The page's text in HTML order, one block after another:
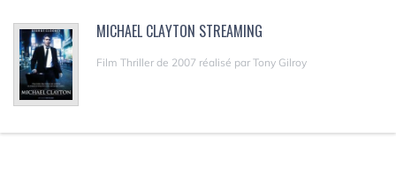
MICHAEL CLAYTON STREAMING
Film Thriller de 2007 réalisé par Tony Gilroy